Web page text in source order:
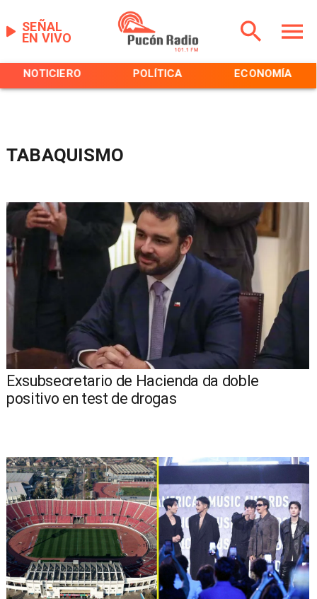
EN VIVO
SEÑAL
NOTICIERO POLÍTICA ECONOMÍA
TABAQUISMO
Exsubsecretario de Hacienda da doble
positivo en test de drogas